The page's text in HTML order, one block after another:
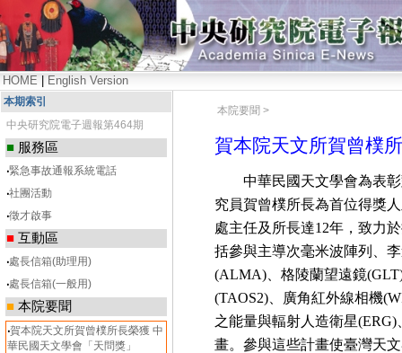
HOME English Version
本期索引
中央研究院電子週報第464期
■ 服務區
‧緊急事故通報系統電話
‧社團活動
‧徵才啟事
■ 互動區
‧處長信箱(助理用)
‧處長信箱(一般用)
■ 本院要聞
‧賀本院天文所賀曾樸所長榮獲 中
華民國天文學會「天問獎」
本院要聞 >
賀本院天文所賀曾樸
中華民國天文學會為表彰
究員賀曾樸所長為首位得獎
處主任及所長達12年，致力
括參與主導次毫米波陣列、
(ALMA)、格陵蘭望遠鏡
(TAOS2)、廣角紅外線相機
之能量與輻射人造衛星
畫。參與這些計畫使臺灣天